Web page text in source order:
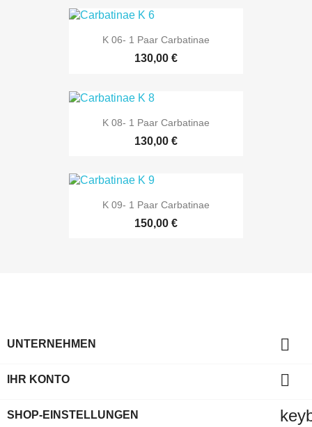
K 06- 1 Paar Carbatinae
130,00 €
K 08- 1 Paar Carbatinae
130,00 €
K 09- 1 Paar Carbatinae
150,00 €
UNTERNEHMEN 
IHR KONTO 
SHOP-EINSTELLUNGEN